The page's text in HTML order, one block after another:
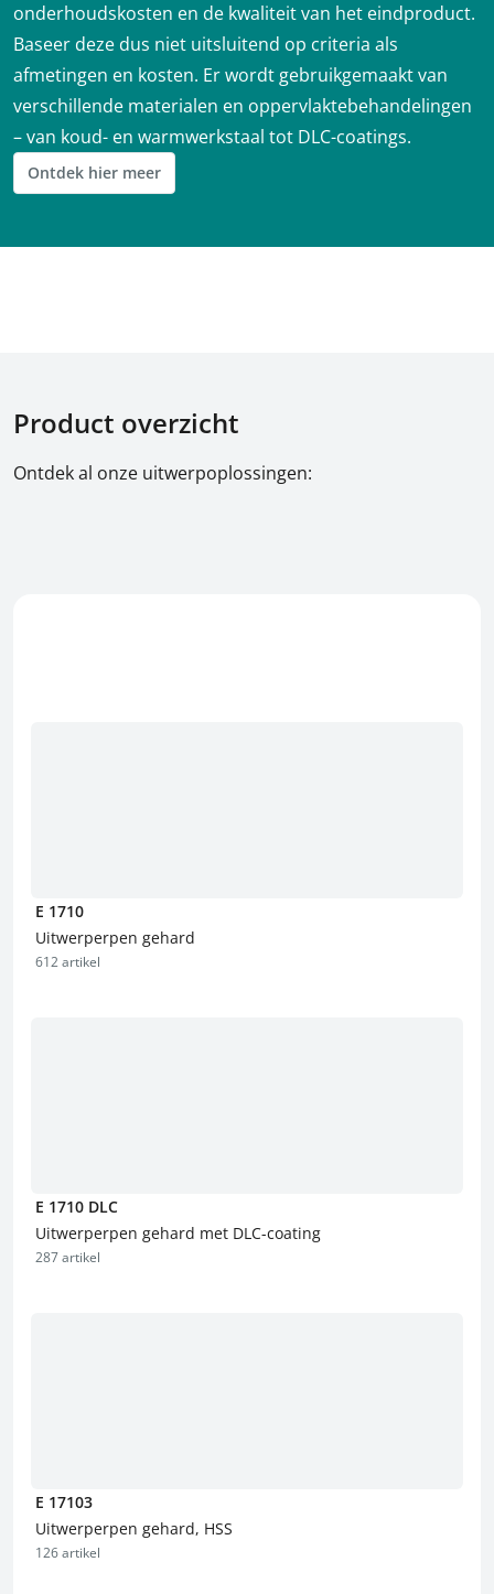
onderhoudskosten en de kwaliteit van het eindproduct.
Baseer deze dus niet uitsluitend op criteria als
afmetingen en kosten. Er wordt gebruikgemaakt van
verschillende materialen en oppervlaktebehandelingen
– van koud- en warmwerkstaal tot DLC-coatings.
Ontdek hier meer
Product overzicht
Ontdek al onze uitwerpoplossingen:
E 1710
Uitwerperpen gehard
612 artikel
E 1710 DLC
Uitwerperpen gehard met DLC-coating
287 artikel
E 17103
Uitwerperpen gehard, HSS
126 artikel